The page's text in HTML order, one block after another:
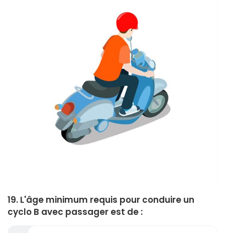
19. L'âge minimum requis pour conduire un
cyclo B avec passager est de :